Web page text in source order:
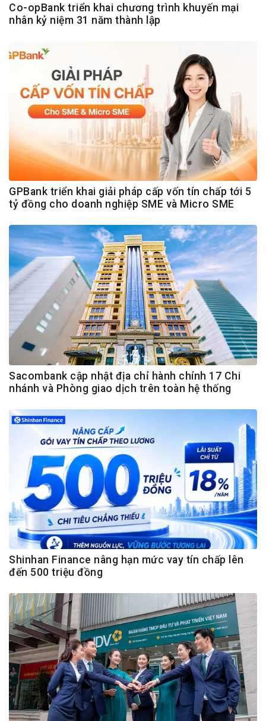
Co-opBank triển khai chương trình khuyến mại
nhân kỷ niệm 31 năm thành lập
GPBank triển khai giải pháp cấp vốn tín chấp tới 5
tỷ đồng cho doanh nghiệp SME và Micro SME
Sacombank cập nhật địa chỉ hành chính 17 Chi
nhánh và Phòng giao dịch trên toàn hệ thống
Shinhan Finance nâng hạn mức vay tín chấp lên
đến 500 triệu đồng